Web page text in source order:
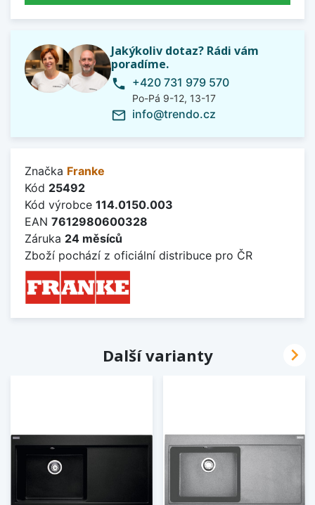
Jakýkoliv dotaz? Rádi vám
poradíme.
phone +420 731 979 570
Po-Pá 9-12, 13-17
mail_outline info@trendo.cz
Značka Franke
Kód 25492
Kód výrobce 114.0150.003
EAN 7612980600328
Záruka 24 měsíců
Zboží pochází z oficiální distribuce pro ČR
Další varianty 